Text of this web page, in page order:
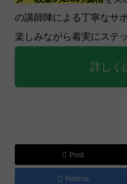
の講師陣による丁寧なサ
楽しみながら着実にステ
詳しく
Post
Hatena